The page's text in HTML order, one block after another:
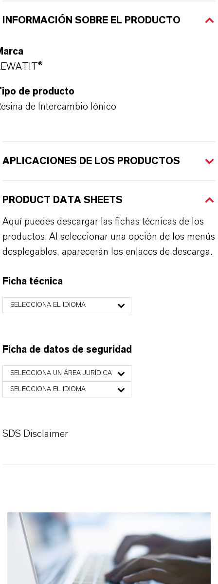
INFORMACIÓN SOBRE EL PRODUCTO
de producto
de Intercambio Iónico
APLICACIONES DE LOS PRODUCTOS
PRODUCT DATA SHEETS
Aquí puedes descargar las fichas técnicas de los
productos. Al seleccionar una opción de los menús
desplegables, aparecerán los enlaces de descarga.
Ficha técnica
SELECCIONA EL IDIOMA
Ficha de datos de seguridad
SELECCIONA UN ÁREA JURÍDICA
SELECCIONA EL IDIOMA
SDS Disclaimer